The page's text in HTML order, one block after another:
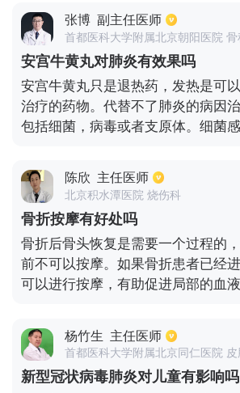
的正常血液中所溶解氧气量与环境
压的环境下，由于氧气为五分之一
解的氧气很少，容易进到红血球中
的氧气比溶解到血中的氧气高几十倍
够供应吸氧量。
张博 副主任医师
首都医科大学附属北京朝阳医院 骨
安宫牛黄丸对肺炎有效果吗
安宫牛黄丸只是退热药，发热是可
治疗的药物。代替不了肺炎的病因
包括细菌，病毒或者支原体。细菌
陈欣 主任医师
北京积水潭医院 烧伤科
骨折按摩有好处吗
骨折后骨头恢复是需要一个过程的
前不可以按摩。如果骨折患者已经
可以进行按摩，有助促进局部的血
的手法按摩，效果更佳。骨折后的
加强营养，多吃补钙和维生素丰富
折恢复。恢复期还可以循序渐进的
杨竹生 主任医师
首都医科大学附属北京同仁医院 皮
新型冠状病毒肺炎对儿童有影响吗